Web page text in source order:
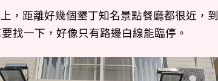
，距離好幾個墾丁知名景點餐廳都很近，到
找一下，好像只有路邊白線能臨停。